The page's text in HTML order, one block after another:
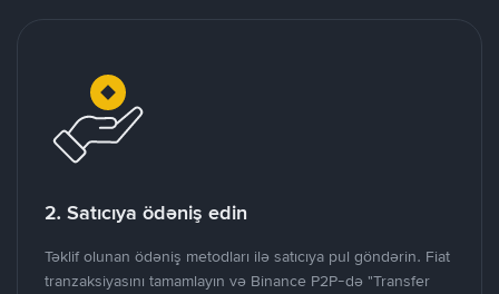
2. Satıcıya ödəniş edin
Təklif olunan ödəniş metodları ilə satıcıya pul göndərin. Fiat
tranzaksiyasını tamamlayın və Binance P2P-də "Transfer